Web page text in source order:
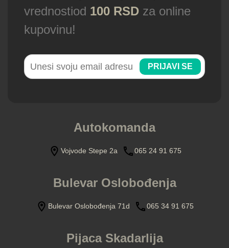
vrednostiod 100 RSD za online
kupovinu!
PRIJAVI SE
Autokomanda
Vojvode Stepe 2a 065 24 91 675
Bulevar Oslobođenja
Bulevar Oslobođenja 71d 065 34 91 675
Pijaca Skadarlija